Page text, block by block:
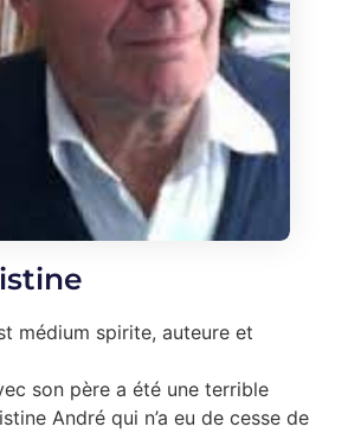
médium spirite, auteure et
son père a été une terrible
André qui n’a eu de cesse de